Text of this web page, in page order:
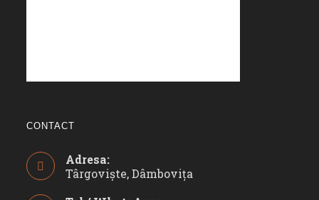
CONTACT
Adresa:
Târgoviște, Dâmbovița